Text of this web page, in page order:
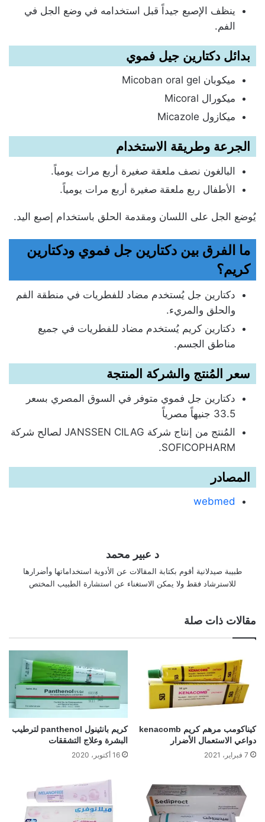
ينظف الإصبع جيداً قبل استخدامه في وضع الجل في
الفم.
بدائل دكتارين جيل فموي
ميكوبان Micoban oral gel
ميكورال Micoral
ميكازول Micazole
الجرعة وطريقة الاستخدام
البالغون نصف ملعقة صغيرة أربع مرات يومياً.
الأطفال ربع ملعقة صغيرة أربع مرات يومياً.
يُوضع الجل على اللسان ومقدمة الحلق باستخدام إصبع اليد.
ما الفرق بين دكتارين جل فموي ودكتارين
كريم؟
دكتارين جل يُستخدم مضاد للفطريات في منطقة الفم
والحلق والمريء.
دكتارين كريم يُستخدم مضاد للفطريات في جميع
مناطق الجسم.
سعر المُنتج والشركة المنتجة
دكتارين جل فموي متوفر في السوق المصري بسعر
33.5 جنيهاً مصرياً
المُنتج من إنتاج شركة JANSSEN CILAG لصالح شركة
SOFICOPHARM.
المصادر
webmed
د عبير محمد
طبيبة صيدلانية أقوم بكتابة المقالات عن الأدوية استخداماتها وأضرارها
للاسترشاد فقط ولا يمكن الاستغناء عن استشارة الطبيب المختص
مقالات ذات صلة
كيناكومب مرهم كريم kenacomb
دواعي الاستعمال الأضرار
7 فبراير، 2021
كريم بانثينول panthenol لترطيب
البشرة وعلاج التشققات
16 أكتوبر، 2020